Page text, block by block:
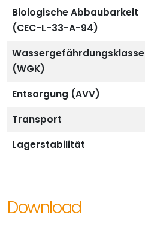
Biologische Abbaubarkeit
(CEC-L-33-A-94)
Wassergefährdungsklasse
(WGK)
Entsorgung (AVV)
Transport
Lagerstabilität
Download